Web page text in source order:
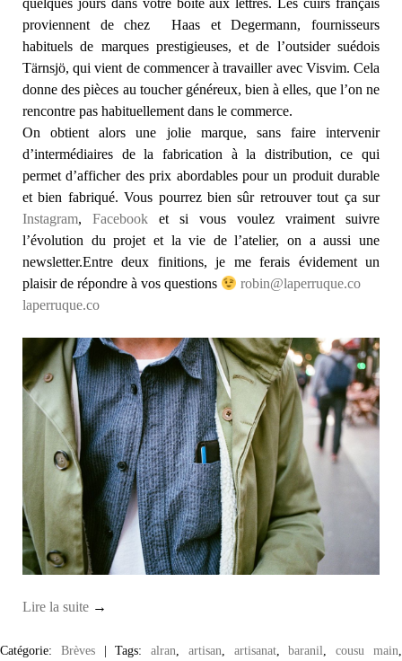
quelques jours dans votre boîte aux lettres. Les cuirs français
proviennent de chez Haas et Degermann, fournisseurs
habituels de marques prestigieuses, et de l’outsider suédois
Tärnsjö, qui vient de commencer à travailler avec Visvim. Cela
donne des pièces au toucher généreux, bien à elles, que l’on ne
rencontre pas habituellement dans le commerce.
On obtient alors une jolie marque, sans faire intervenir
d’intermédiaires de la fabrication à la distribution, ce qui
permet d’afficher des prix abordables pour un produit durable
et bien fabriqué. Vous pourrez bien sûr retrouver tout ça sur
Instagram, Facebook et si vous voulez vraiment suivre
l’évolution du projet et la vie de l’atelier, on a aussi une
newsletter.Entre deux finitions, je me ferais évidement un
plaisir de répondre à vos questions
robin@laperruque.co
laperruque.co
Lire la suite →
Catégorie: Brèves |Tags:alran artisan artisanat,baranil ,cousu main